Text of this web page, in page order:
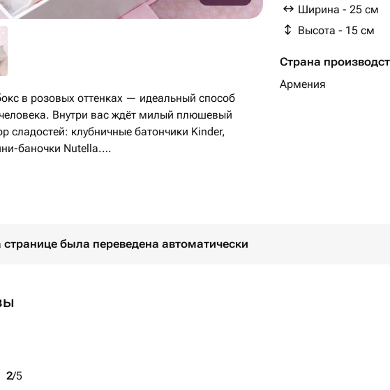
Ширина - 25 см
Высота - 15 см
Страна
Армения
в розовых оттенках — идеальный способ
Внутри вас ждёт милый плюшевый
сладостей: клубничные батончики Kinder,
баночки Nutella.
подарок подойдёт для дня
pink tones, perfect for expressing love and care.
strawberry-flavored Kinder bars, Raffaello sweets,
Day, or simply to make someone smile.
странице была переведена автоматически
2/5